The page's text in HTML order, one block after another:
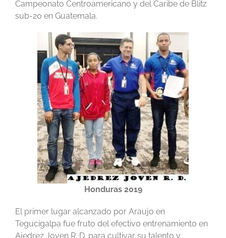
Campeonato Centroamericano y del Caribe de Blitz
sub-20 en Guatemala.
Honduras 2019
El primer lugar alcanzado por Araujo en
Tegucigalpa fue fruto del efectivo entrenamiento en
Ajedrez Joven R. D. para cultivar su talento y